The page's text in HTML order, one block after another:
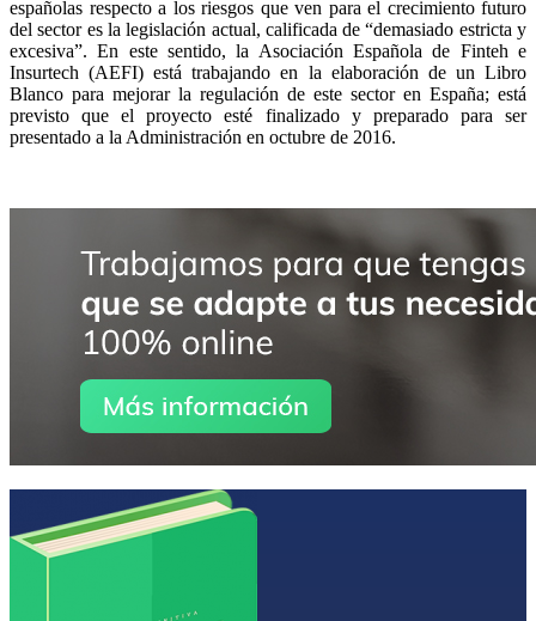
españolas respecto a los riesgos que ven para el crecimiento futuro
del sector es la legislación actual, calificada de “demasiado estricta y
excesiva”. En este sentido, la Asociación Española de Finteh e
Insurtech (AEFI) está trabajando en la elaboración de un Libro
Blanco para mejorar la regulación de este sector en España; está
previsto que el proyecto esté finalizado y preparado para ser
presentado a la Administración en octubre de 2016.